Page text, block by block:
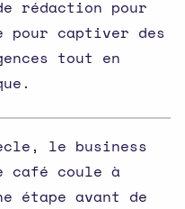
rédaction pour
captiver des
tout en
le business
café coule à
étape avant de